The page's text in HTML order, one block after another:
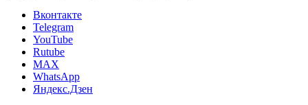
Вконтакте
Telegram
YouTube
Rutube
MAX
WhatsApp
Яндекс.Дзен